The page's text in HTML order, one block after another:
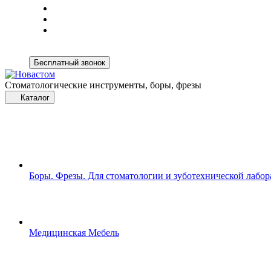
Бесплатный звонок
Стоматологические инструменты, боры, фрезы
Каталог
Боры. Фрезы. Для стоматологии и зуботехнической
Медицинская Мебель